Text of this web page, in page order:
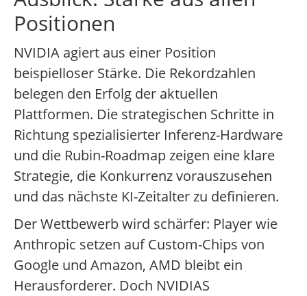
Positionen
NVIDIA agiert aus einer Position
beispielloser Stärke. Die Rekordzahlen
belegen den Erfolg der aktuellen
Plattformen. Die strategischen Schritte in
Richtung spezialisierter Inferenz-Hardware
und die Rubin-Roadmap zeigen eine klare
Strategie, die Konkurrenz vorauszusehen
und das nächste KI-Zeitalter zu definieren.
Der Wettbewerb wird schärfer: Player wie
Anthropic setzen auf Custom-Chips von
Google und Amazon, AMD bleibt ein
Herausforderer. Doch NVIDIAS